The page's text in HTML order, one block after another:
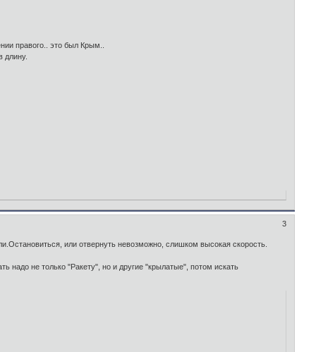
правого.. это был Крым..
длину.
3
или отвернуть невозможно, слишком высокая скорость.
не только "Ракету", но и другие "крылатые", потом искать